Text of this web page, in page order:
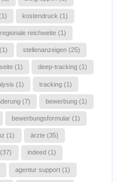
kostendruck (1)
regionale reichweite (1)
stellenanzeigen (25)
(1) deep-tracking (1)
(1) tracking (1)
(7) bewerbung (1)
bewerbungsformular (1)
(1) ärzte (35)
indeed (1)
agentur support (1)